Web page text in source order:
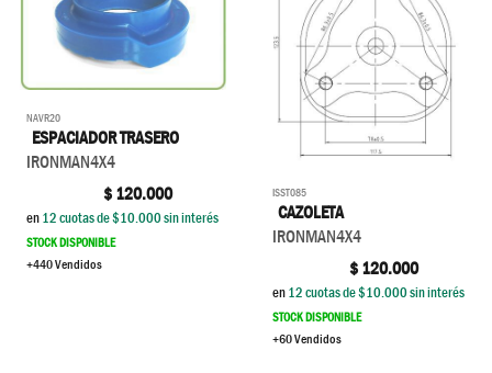
NAVR20
ESPACIADOR TRASERO
IRONMAN4X4
$120.000
en12cuotas de $10.000sin interés
STOCK DISPONIBLE
+440 Vendidos
ISST085
CAZOLETA
IRONMAN4X4
$120.000
en12cuotas de $10.000sin interés
STOCK DISPONIBLE
+60 Vendidos